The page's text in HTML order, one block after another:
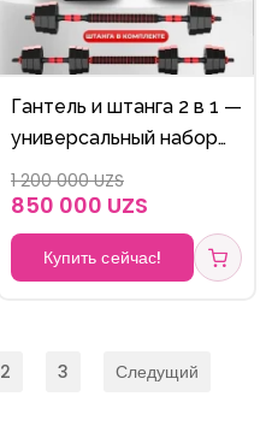
Гантель и штанга 2 в 1 —
универсальный набор
для домашних
тренировок, вес 30 кг (2
× 15 кг).
1 200 000 UZS
850 000 UZS
Купить сейчас!
2 3 Следущий